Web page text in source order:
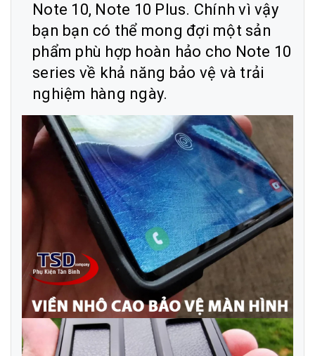
Note 10, Note 10 Plus. Chính vì vậy
bạn bạn có thể mong đợi một sản
phẩm phù hợp hoàn hảo cho Note 10
series về khả năng bảo vệ và trải
nghiệm hàng ngày.